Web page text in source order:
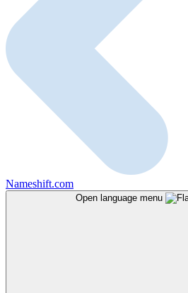
Nameshift.com
Open language menu